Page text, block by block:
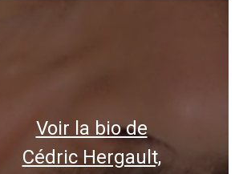
Voir la bio de
Cédric Hergault,